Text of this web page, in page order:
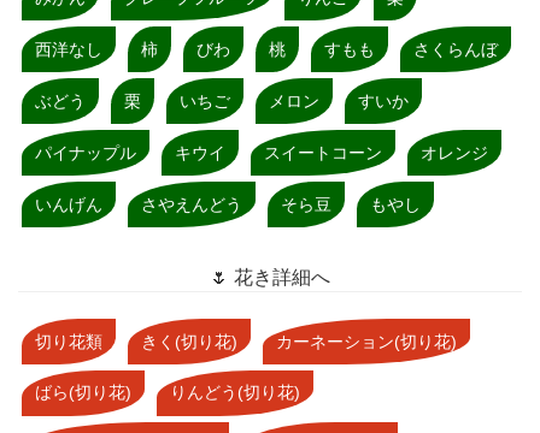
西洋なし 柿 びわ 桃 すもも さくらんぼ
ぶどう 栗 いちご メロン すいか
パイナップル キウイ スイートコーン オレンジ
いんげん さやえんどう そら豆 もやし
🌷 花き詳細へ
切り花類 きく(切り花) カーネーション(切り花)
ばら(切り花) りんどう(切り花)